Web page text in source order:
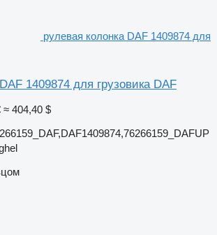
рулевая колонка DAF 1409874 для
1409874 для грузовика DAF
≈ 404,40 $